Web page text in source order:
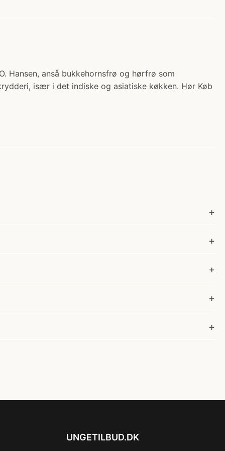
Hansen, anså bukkehornsfrø og hørfrø som
især i det indiske og asiatiske køkken. Hør Køb
UNGETILBUD.DK